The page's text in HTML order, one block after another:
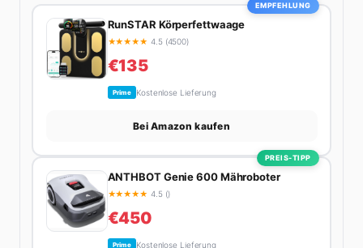
EMPFEHLUNG
RunSTAR Körperfettwaage
★★★★★ 4.5 (4500)
€135
Prime Kostenlose Lieferung
Bei Amazon kaufen
PREIS-TIPP
ANTHBOT Genie 600 Mähroboter
★★★★★ 4.5 ()
€450
Prime Kostenlose Lieferung